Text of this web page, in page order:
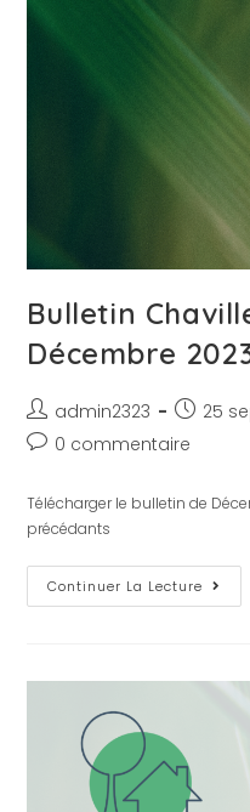
Bulletin
Décembre
admin2323 25
0 commentaire
Télécharger le bulletin de
précédants
Continuer La Lecture